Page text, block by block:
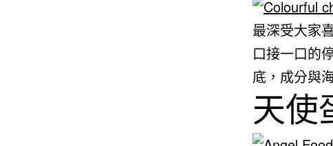
最深受大家
口接一口的
底，成分與
天使